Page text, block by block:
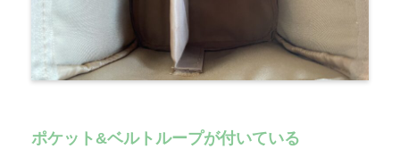
ポケット&ベルトループが付いている